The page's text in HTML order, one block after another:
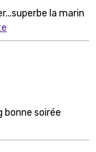
la marin
bonne soirée